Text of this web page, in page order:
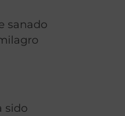
sanado
sido